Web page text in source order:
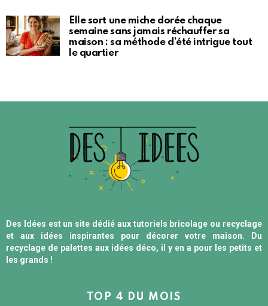
Elle sort une miche dorée chaque
semaine sans jamais réchauffer sa
maison : sa méthode d’été intrigue tout
le quartier
Des Idées est un site dédié aux tutoriels bricolage ou recyclage
et aux idées inspirantes pour décorer votre maison. Du
recyclage de palettes aux idées déco, il y en a pour les petits et
les grands !
TOP 4 DU MOIS